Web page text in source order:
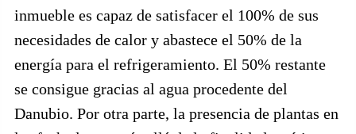
inmueble es capaz de satisfacer el 100% de sus
necesidades de calor y abastece el 50% de la
energía para el refrigeramiento. El 50% restante
se consigue gracias al agua procedente del
Danubio. Por otra parte, la presencia de plantas en